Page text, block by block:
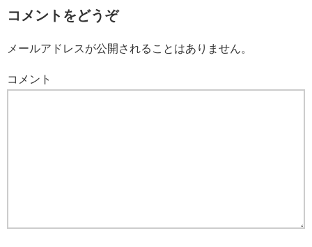
コメントをどうぞ
メールアドレスが公開されることはありません。
コメント